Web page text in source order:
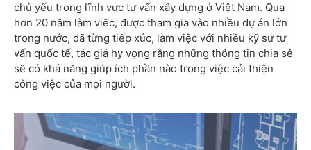
chủ yếu trong lĩnh vực tư vấn xây dựng ở Việt Nam. Qua
hơn 20 năm làm việc, được tham gia vào nhiều dự án lớn
trong nước, đã từng tiếp xúc, làm việc với nhiều kỹ sư tư
vấn quốc tế, tác giả hy vọng rằng những thông tin chia sẻ
sẽ có khả năng giúp ích phần nào trong việc cải thiện
công việc của mọi người.